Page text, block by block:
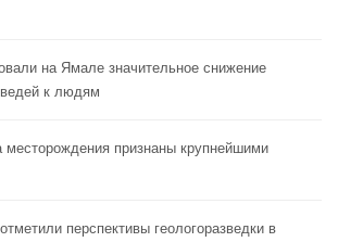
на Ямале значительное снижение
к людям
признаны крупнейшими
перспективы геологоразведки в